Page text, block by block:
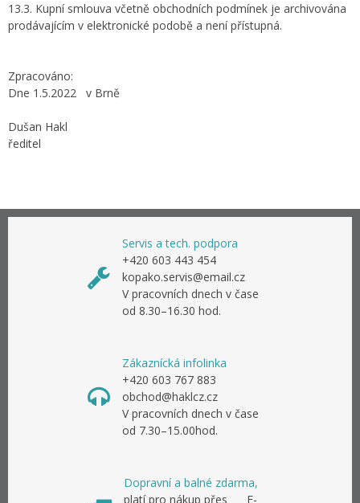
13.3. Kupní smlouva včetně obchodních podmínek je archivována
prodávajícím v elektronické podobě a není přístupná.
Zpracováno:
Dne 1.5.2022 v Brně
Dušan Hakl
ředitel
Servis a tech. podpora
+420 603 443 454
kopako.servis@email.cz
V pracovních dnech v čase
od 8.30–16.30 hod.
Zákaznícká infolinka
+420 603 767 883
obchod@haklcz.cz
V pracovních dnech v čase
od 7.30–15.00hod.
Dopravní a balné zdarma,
platí pro nákup přes E-